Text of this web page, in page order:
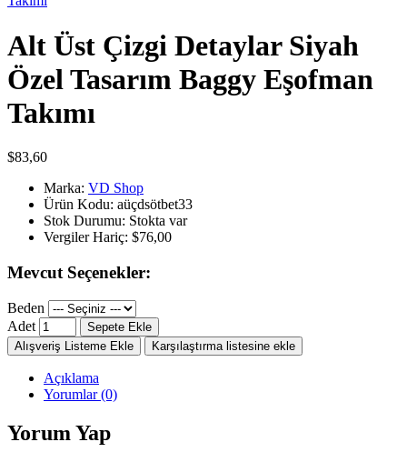
Alt Üst Çizgi Detaylar Siyah
Özel Tasarım Baggy Eşofman
Takımı
$83,60
Marka: VD Shop
Ürün Kodu: aüçdsötbet33
Stok Durumu: Stokta var
Vergiler Hariç: $76,00
Mevcut Seçenekler:
Beden
Adet
Sepete Ekle
Alışveriş Listeme Ekle
Karşılaştırma listesine ekle
Açıklama
Yorumlar (0)
Yorum Yap